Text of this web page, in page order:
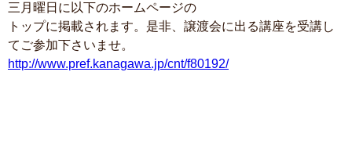
三月曜日に以下のホームページの
トップに掲載されます。是非、譲渡会に出る講座を受講し
てご参加下さいませ。
http://www.pref.kanagawa.jp/cnt/f80192/